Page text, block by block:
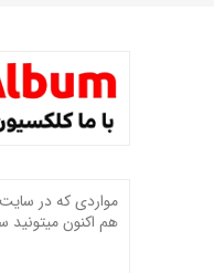
مواردی که در
هم اکنون میتونید